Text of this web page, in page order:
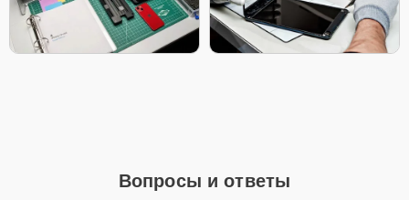
Вопросы и ответы